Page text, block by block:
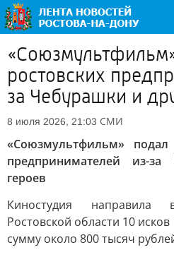
ростовских
за Чебурашки и
8 июля 2026, 21:03 СМИ
«Союзмультфильм»
предпринимателей из-
героев
Киностудия
Ростовской области 10
сумму около 800 тысяч